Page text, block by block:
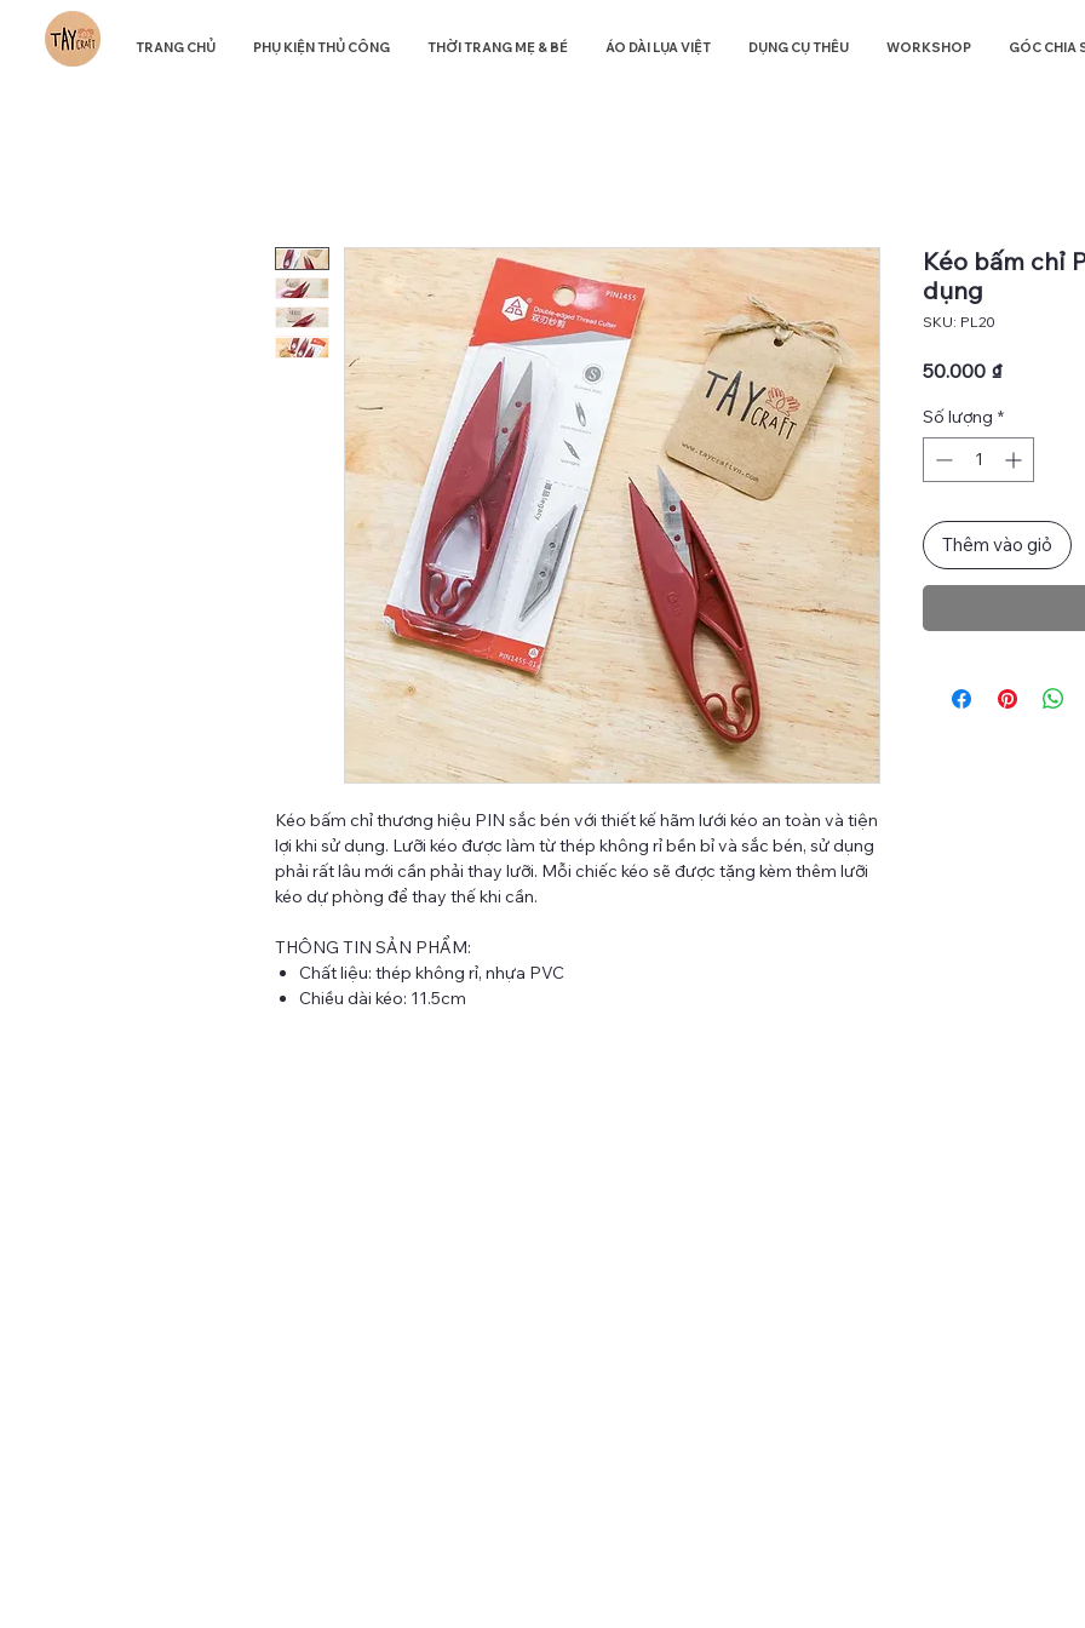
TRANG CHỦ PHỤ KIỆN THỦ CÔNG THỜI TRANG MẸ & BÉ ÁO DÀI LỤA VIỆT DỤNG CỤ THÊU WORKSHOP GÓC CHIA
Kéo bấm chỉ thương hiệu PIN sắc bén với thiết kế hãm lưới kéo an toàn và tiện
lợi khi sử dụng. Lưỡi kéo được làm từ thép không rỉ bền bỉ và sắc bén, sử dụng
phải rất lâu mới cần phải thay lưỡi. Mỗi chiếc kéo sẽ được tặng kèm thêm lưỡi
kéo dự phòng để thay thế khi cần.
THÔNG TIN SẢN PHẨM:
Chất liệu: thép không rỉ, nhựa PVC
Chiều dài kéo: 11.5cm
Kéo bấm chỉ
dụng
SKU: PL20
50.000 ₫Giá
Số lượng *
Thêm vào giỏ